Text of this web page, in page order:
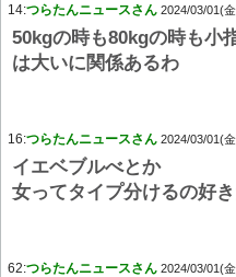
14:つらたんニュースさん 2024/03/01(
50kgの時も80kgの時も小
は大いに関係あるわ
16:つらたんニュースさん 2024/03/01(
イエベブルべとか
女ってタイプ分けるの好
62:つらたんニュースさん 2024/03/01(